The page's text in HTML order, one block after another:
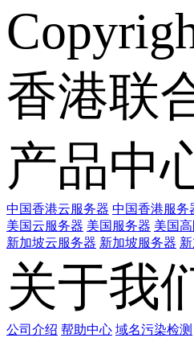
香港联
产品中
中国香港云服务器 中国香港服务
美国云服务器 美国服务器 美国
新加坡云服务器 新加坡服务器
关于我
公司介绍 帮助中心 域名污染检测